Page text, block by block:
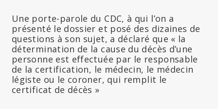
Une porte-parole du CDC, à qui l’on a
présenté le dossier et posé des dizaines de
questions à son sujet, a déclaré que « la
détermination de la cause du décès d’une
personne est effectuée par le responsable
de la certification, le médecin, le médecin
légiste ou le coroner, qui remplit le
certificat de décès »